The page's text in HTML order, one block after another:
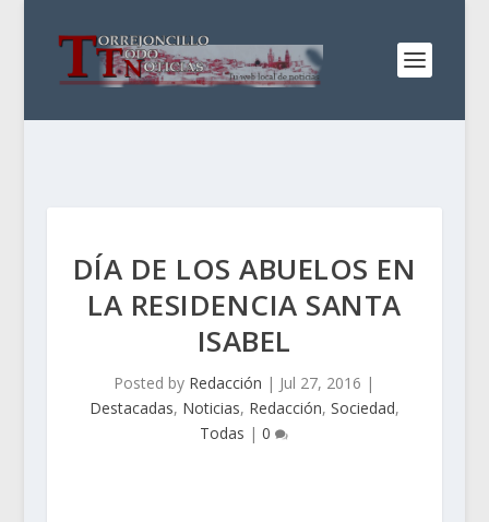
DÍA DE LOS ABUELOS EN
LA RESIDENCIA SANTA
ISABEL
Posted by Redacción | Jul 27, 2016 |
Destacadas, Noticias, Redacción, Sociedad,
Todas |0